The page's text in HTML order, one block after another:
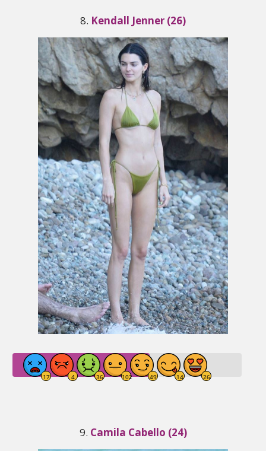
8. Kendall Jenner (26)
9. Camila Cabello (24)